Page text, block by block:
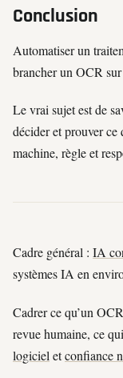
Conclusion
Automatiser un
brancher un OCR
Le vrai sujet est de
décider et prouver ce
machine, règle et
Cadre général : IA
systèmes IA en
Cadrer ce qu’un
revue humaine, ce
logicieletconfiance